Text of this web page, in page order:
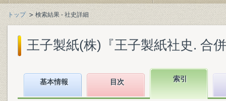
トップ 検索結果 - 社史詳細
王子製紙(株)『王子製紙社史. 合
基本情報 目次 索引